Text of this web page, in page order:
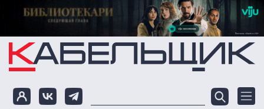
Перейти к основному содержанию